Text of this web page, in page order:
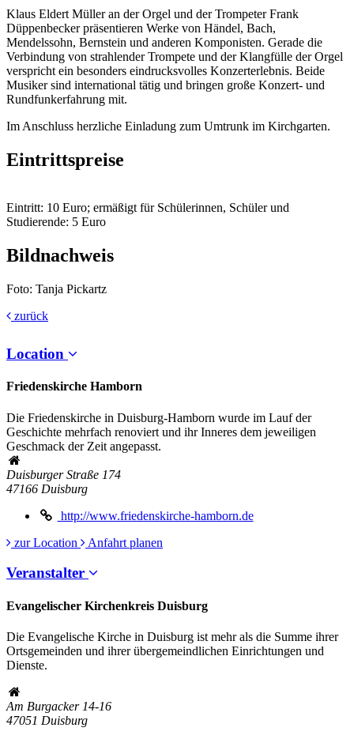
Klaus Eldert Müller an der Orgel und der Trompeter Frank
Düppenbecker präsentieren Werke von Händel, Bach,
Mendelssohn, Bernstein und anderen Komponisten. Gerade die
Verbindung von strahlender Trompete und der Klangfülle der Orgel
verspricht ein besonders eindrucksvolles Konzerterlebnis. Beide
Musiker sind international tätig und bringen große Konzert- und
Rundfunkerfahrung mit.
Im Anschluss herzliche Einladung zum Umtrunk im Kirchgarten.
Eintrittspreise
Eintritt: 10 Euro; ermäßigt für Schülerinnen, Schüler und
Studierende: 5 Euro
Bildnachweis
Foto: Tanja Pickartz
zurück
Location
Friedenskirche Hamborn
Die Friedenskirche in Duisburg-Hamborn wurde im Lauf der
Geschichte mehrfach renoviert und ihr Inneres dem jeweiligen
Geschmack der Zeit angepasst.
Duisburger Straße 174
47166 Duisburg
http://www.friedenskirche-hamborn.de
zur Location
Anfahrt planen
Veranstalter
Evangelischer Kirchenkreis Duisburg
Die Evangelische Kirche in Duisburg ist mehr als die Summe ihrer
Ortsgemeinden und ihrer übergemeindlichen Einrichtungen und
Dienste.
Am Burgacker 14-16
47051 Duisburg